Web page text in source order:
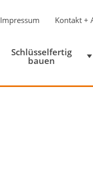
Impressum Kontakt +
Schlüsselfertig
bauen